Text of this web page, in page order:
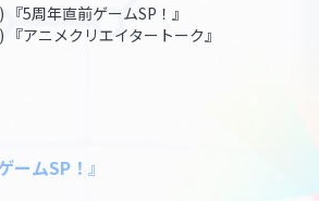
5周年直前ゲームSP！』
アニメクリエイタートーク』
ームSP！』